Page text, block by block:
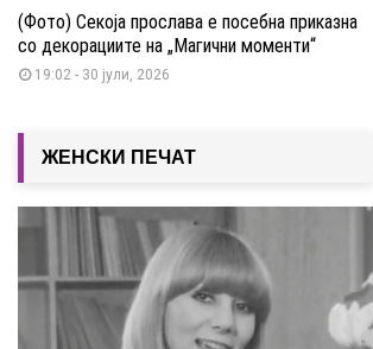
(Фото) Секоја прослава е посебна приказна
со декорациите на „Магични моменти“
19:02 - 30 јули, 2026
ЖЕНСКИ ПЕЧАТ